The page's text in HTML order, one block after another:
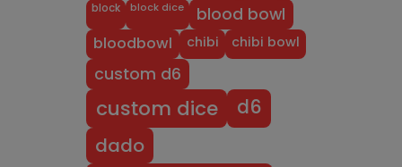
block block dice blood bowl
bloodbowl chibi chibi bowl
custom d6
custom dice
d6
dado